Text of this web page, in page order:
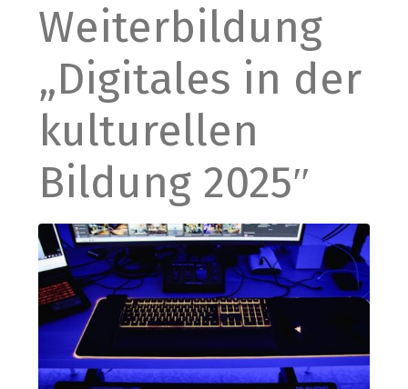
Weiterbildung
„Digitales in der
kulturellen
Bildung 2025″